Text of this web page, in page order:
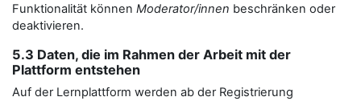
Funktionalität können Moderator/innen beschränken oder
deaktivieren.
5.3 Daten, die im Rahmen der Arbeit mit der
Plattform entstehen
Auf der Lernplattform werden ab der Registrierung